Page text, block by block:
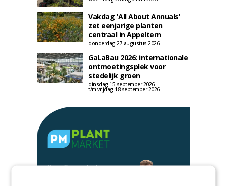
Vakdag 'All About Annuals'
zet eenjarige planten
centraal in Appeltern
donderdag 27 augustus 2026
GaLaBau 2026: internationale
ontmoetingsplek voor
stedelijk groen
dinsdag 15 september 2026
t/m vrijdag 18 september 2026